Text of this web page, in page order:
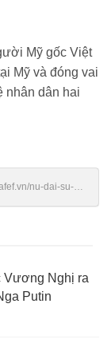
Mỹ gốc Việt
Mỹ và đóng vai
nhân dân hai
nu-dai-su-
Vương Nghị ra
Putin